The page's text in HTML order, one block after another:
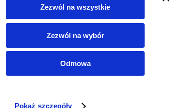
Pokaż szczegóły
Zezwól na wszystkie
Zezwól na wybór
Odmowa
© 2023 EC1 Projekt i wykonanie: White Tiger